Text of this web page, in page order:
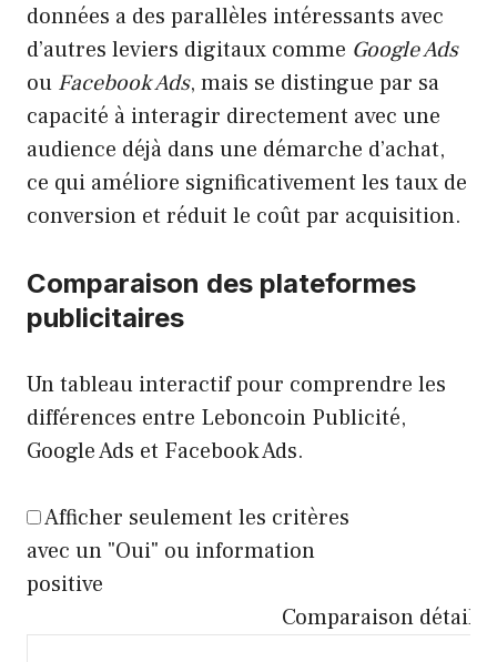
données a des parallèles intéressants avec
d’autres leviers digitaux comme Google Ads
ou Facebook Ads, mais se distingue par sa
capacité à interagir directement avec une
audience déjà dans une démarche d’achat,
ce qui améliore significativement les taux de
conversion et réduit le coût par acquisition.
Comparaison des plateformes
publicitaires
Un tableau interactif pour comprendre les
différences entre Leboncoin Publicité,
Google Ads et Facebook Ads.
Afficher seulement les critères
avec un "Oui" ou information
positive
Comparaison